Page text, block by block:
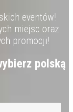
eventów!
miejsc oraz
promocji!
polską